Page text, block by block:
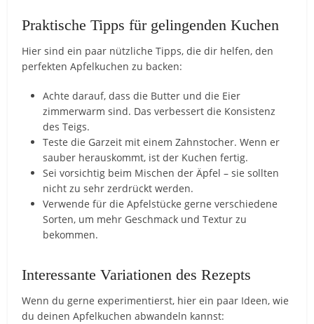
Praktische Tipps für gelingenden Kuchen
Hier sind ein paar nützliche Tipps, die dir helfen, den
perfekten Apfelkuchen zu backen:
Achte darauf, dass die Butter und die Eier
zimmerwarm sind. Das verbessert die Konsistenz
des Teigs.
Teste die Garzeit mit einem Zahnstocher. Wenn er
sauber herauskommt, ist der Kuchen fertig.
Sei vorsichtig beim Mischen der Äpfel – sie sollten
nicht zu sehr zerdrückt werden.
Verwende für die Apfelstücke gerne verschiedene
Sorten, um mehr Geschmack und Textur zu
bekommen.
Interessante Variationen des Rezepts
Wenn du gerne experimentierst, hier ein paar Ideen, wie
du deinen Apfelkuchen abwandeln kannst: